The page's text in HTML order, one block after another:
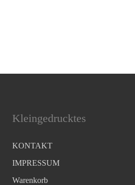
Kleingedrucktes
KONTAKT
IMPRESSUM
Warenkorb